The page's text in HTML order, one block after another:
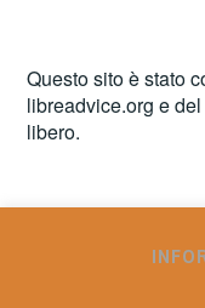
Questo sito è stato
libreadvice.org e
libero.